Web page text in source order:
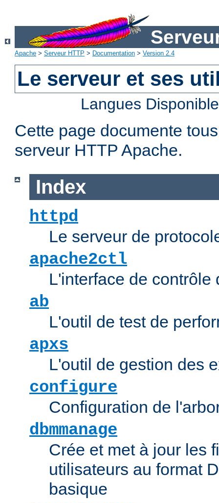
Apache > Serveur HTTP > Documentation > Version 2.4
Le serveur et ses
Langues
Cette page documente
serveur HTTP Apache.
Index
httpd
Le serveur de
apache2ctl
L'interface de contrôle
ab
L'outil de test de
apxs
L'outil de gestion des
configure
Configuration de
dbmmanage
Crée et met à jour les
utilisateurs au format
basique